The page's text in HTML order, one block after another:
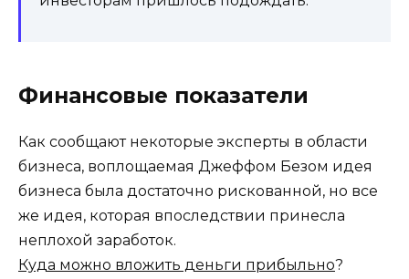
Финансовые показатели
Как сообщают некоторые эксперты в области
бизнеса, воплощаемая Джеффом Безом идея
бизнеса была достаточно рискованной, но все
же идея, которая впоследствии принесла
неплохой заработок.
Куда можно вложить деньги прибыльно?